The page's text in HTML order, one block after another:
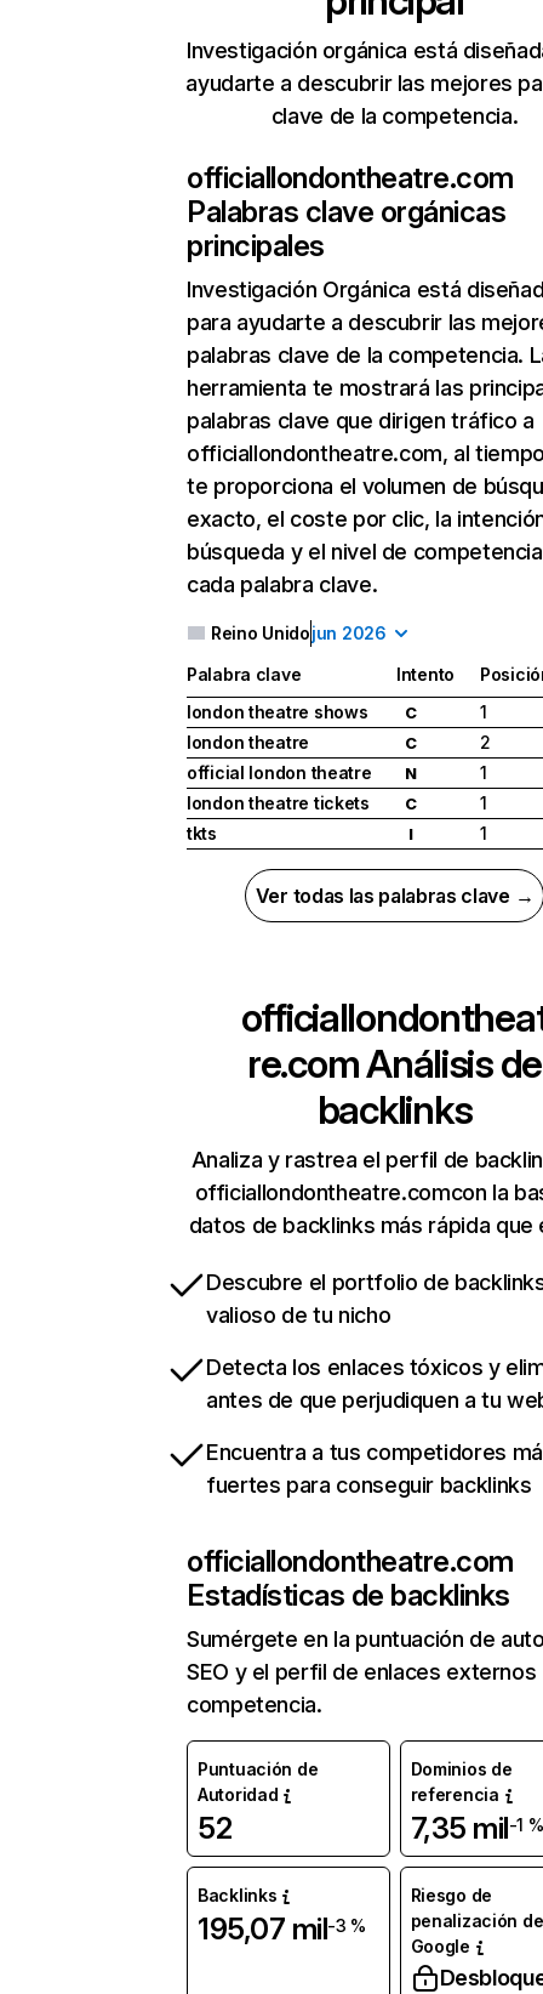
Investigación orgánica está
ayudarte a descubrir las mejores
clave de la competencia.
officiallondontheatre.com
Palabras clave orgánicas
principales
Investigación Orgánica está
para ayudarte a descubrir las
palabras clave de la competencia.
herramienta te mostrará las
palabras clave que dirigen tráfico a
officiallondontheatre.com, al
te proporciona el volumen de
exacto, el coste por clic, la
búsqueda y el nivel de
cada palabra clave.
Reino Unidojun 2026
Palabra clave Intento
london theatre shows
C
1
london theatre
C
2
official london theatre
N
1
london theatre tickets
C
1
tkts
I 1
Ver todas las palabras clave →
re.comAnálisis de
backlinks
Analiza y rastrea el perfil de
officiallondontheatre.comcon la
datos de backlinks más rápida que
Descubre el portfolio de
valioso de tu nicho
Detecta los enlaces tóxicos y
antes de que perjudiquen a tu
Encuentra a tus competidores
fuertes para conseguir backlinks
officiallondontheatre.com
Estadísticas de backlinks
Sumérgete en la puntuación de
SEO y el perfil de enlaces externos
competencia.
Puntuación de
Autoridad
52
Dominios de
referencia
7,35 mil-1 %
Backlinks
195,07 mil-3 %
Riesgo de
penalización de
Google